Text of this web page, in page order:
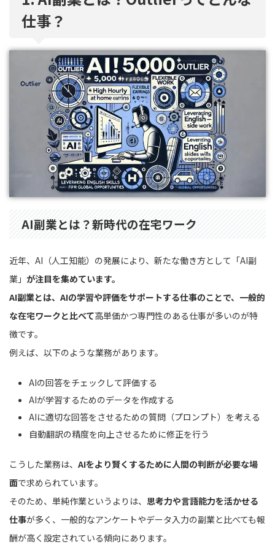
仕事？
AI副業とは？新時代の在宅ワーク
近年、AI（人工知能）の発展により、新たな働き方として「AI副
業」 が注目を集めています。
AI副業とは、AIの学習や評価をサポートする仕事のことで、一般的
な在宅ワークと比べて高単価かつ専門性のある仕事が多いのが特
徴です。
例えば、以下のような業務があります。
AIの回答をチェックして評価する
AIが学習するためのデータを作成する
AIに適切な回答をさせるための質問（プロンプト）を考える
自動翻訳の精度を向上させるために修正を行う
こうした業務は、 AIをより賢くするために人間の判断が必要な場
面で求められています。
そのため、単純作業というよりは、 思考力や言語能力を活かせる
仕事が多く、一般的なアンケートやデータ入力の副業と比べても報
酬が高く設定されている傾向にあります。